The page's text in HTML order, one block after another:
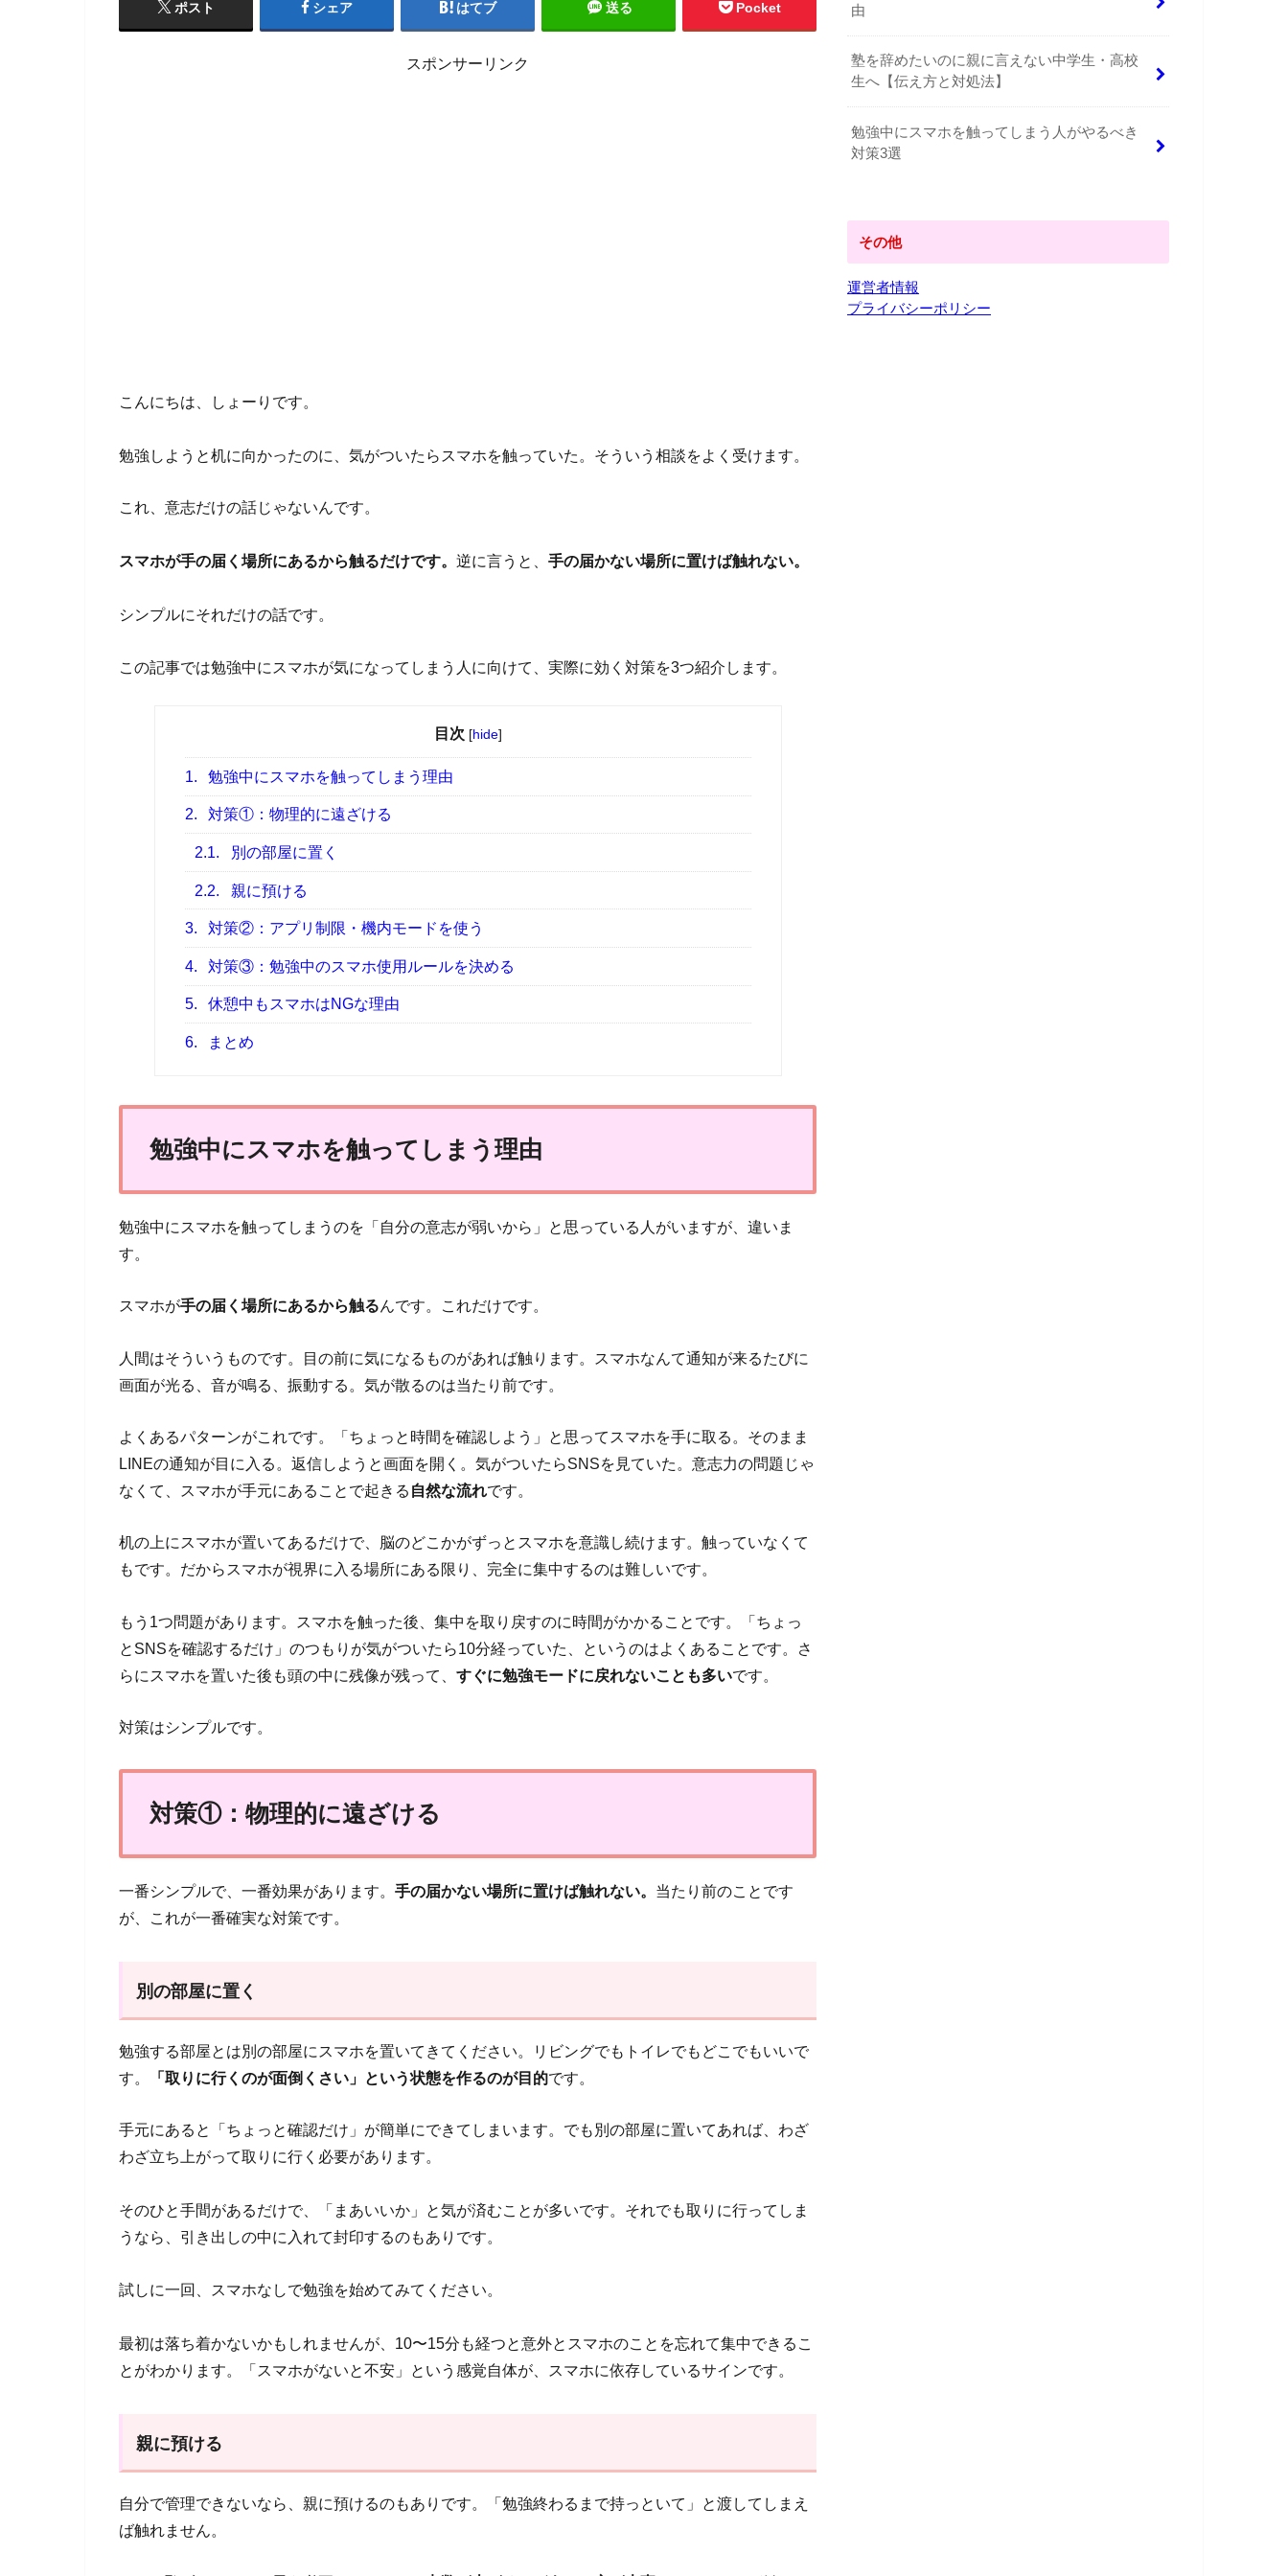
ポスト シェア はてブ 送る Pocket
スポンサーリンク
こんにちは、しょーりです。
勉強しようと机に向かったのに、気がついたらスマホを触っていた。そういう相談をよく受けます。
これ、意志だけの話じゃないんです。
スマホが手の届く場所にあるから触るだけです。 逆に言うと、 手の届かない場所に置けば触れない。
シンプルにそれだけの話です。
この記事では勉強中にスマホが気になってしまう人に向けて、実際に効く対策を3つ紹介します。
目次 [hide]
1. 勉強中にスマホを触ってしまう理由
2. 対策①：物理的に遠ざける
2.1. 別の部屋に置く
2.2. 親に預ける
3. 対策②：アプリ制限・機内モードを使う
4. 対策③：勉強中のスマホ使用ルールを決める
5. 休憩中もスマホはNGな理由
6. まとめ
勉強中にスマホを触ってしまう理由
勉強中にスマホを触ってしまうのを「自分の意志が弱いから」と思っている人がいますが、違いま
す。
スマホが手の届く場所にあるから触るんです。これだけです。
人間はそういうものです。目の前に気になるものがあれば触ります。スマホなんて通知が来るたびに
画面が光る、音が鳴る、振動する。気が散るのは当たり前です。
よくあるパターンがこれです。「ちょっと時間を確認しよう」と思ってスマホを手に取る。そのまま
LINEの通知が目に入る。返信しようと画面を開く。気がついたらSNSを見ていた。意志力の問題じゃ
なくて、スマホが手元にあることで起きる 自然な流れです。
机の上にスマホが置いてあるだけで、脳のどこかがずっとスマホを意識し続けます。触っていなくて
もです。だからスマホが視界に入る場所にある限り、完全に集中するのは難しいです。
もう1つ問題があります。スマホを触った後、集中を取り戻すのに時間がかかることです。「ちょっ
とSNSを確認するだけ」のつもりが気がついたら10分経っていた、というのはよくあることです。さ
らにスマホを置いた後も頭の中に残像が残って、 すぐに勉強モードに戻れないことも多いです。
対策はシンプルです。
対策①：物理的に遠ざける
一番シンプルで、一番効果があります。 手の届かない場所に置けば触れない。 当たり前のことです
が、これが一番確実な対策です。
別の部屋に置く
勉強する部屋とは別の部屋にスマホを置いてきてください。リビングでもトイレでもどこでもいいで
す。
「取りに行くのが面倒くさい」という状態を作るのが目的です。
手元にあると「ちょっと確認だけ」が簡単にできてしまいます。でも別の部屋に置いてあれば、わざ
わざ立ち上がって取りに行く必要があります。
そのひと手間があるだけで、「まあいいか」と気が済むことが多いです。それでも取りに行ってしま
うなら、引き出しの中に入れて封印するのもありです。
試しに一回、スマホなしで勉強を始めてみてください。
最初は落ち着かないかもしれませんが、10〜15分も経つと意外とスマホのことを忘れて集中できるこ
とがわかります。「スマホがないと不安」という感覚自体が、スマホに依存しているサインです。
親に預ける
自分で管理できないなら、親に預けるのもありです。「勉強終わるまで持っといて」と渡してしまえ
ば触れません。
由
塾を辞めたいのに親に言えない中学生・高校
生へ【伝え方と対処法】
勉強中にスマホを触ってしまう人がやるべき
対策3選
その他
運営者情報
プライバシーポリシー